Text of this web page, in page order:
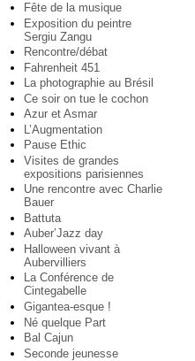
Fête de la musique
Exposition du peintre
Sergiu Zangu
Rencontre/débat
Fahrenheit 451
La photographie au Brésil
Ce soir on tue le cochon
Azur et Asmar
L’Augmentation
Pause Ethic
Visites de grandes
expositions parisiennes
Une rencontre avec Charlie
Bauer
Battuta
Auber’Jazz day
Halloween vivant à
Aubervilliers
La Conférence de
Cintegabelle
Gigantea-esque !
Né quelque Part
Bal Cajun
Seconde jeunesse